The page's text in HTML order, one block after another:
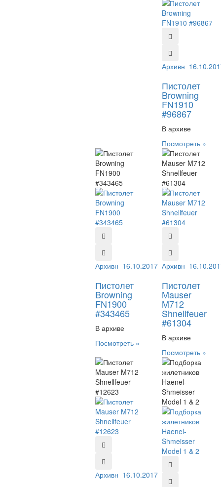
Архивный №:
Пистолет
Browning
FN1910
#96867
В архиве
Посмотреть »
Архивный №:343465
16.10.2017
Пистолет
Browning
FN1900
#343465
В архиве
Посмотреть »
Архивный №:
Пистолет
Mauser
M712
Shnellfeuer
#61304
В архиве
Посмотреть »
Архивный №:12623
16.10.2017